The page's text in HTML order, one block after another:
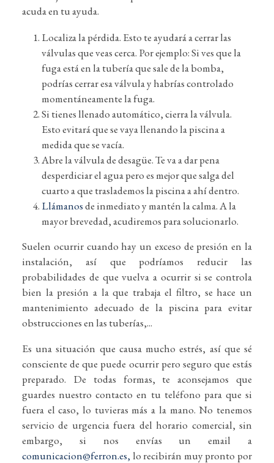
acuda en tu ayuda.
Localiza la pérdida. Esto te ayudará a cerrar las
válvulas que veas cerca. Por ejemplo: Si ves que la
fuga está en la tubería que sale de la bomba,
podrías cerrar esa válvula y habrías controlado
momentáneamente la fuga.
Si tienes llenado automático, cierra la válvula.
Esto evitará que se vaya llenando la piscina a
medida que se vacía.
Abre la válvula de desagüe. Te va a dar pena
desperdiciar el agua pero es mejor que salga del
cuarto a que traslademos la piscina a ahí dentro.
Llámanosde inmediato y mantén la calma. A la
mayor brevedad, acudiremos para solucionarlo.
Suelen ocurrir cuando hay un exceso de presión en la
instalación, así que podríamos reducir las
probabilidades de que vuelva a ocurrir si se controla
bien la presión a la que trabaja el filtro, se hace un
mantenimiento adecuado de la piscina para evitar
obstrucciones en las tuberías,...
Es una situación que causa mucho estrés, así que sé
consciente de que puede ocurrir pero seguro que estás
preparado. De todas formas, te aconsejamos que
guardes nuestro contacto en tu teléfono para que si
fuera el caso, lo tuvieras más a la mano. No tenemos
servicio de urgencia fuera del horario comercial, sin
embargo, si nos envías un email a
comunicacion@ferron.es, lo recibirán muy pronto por